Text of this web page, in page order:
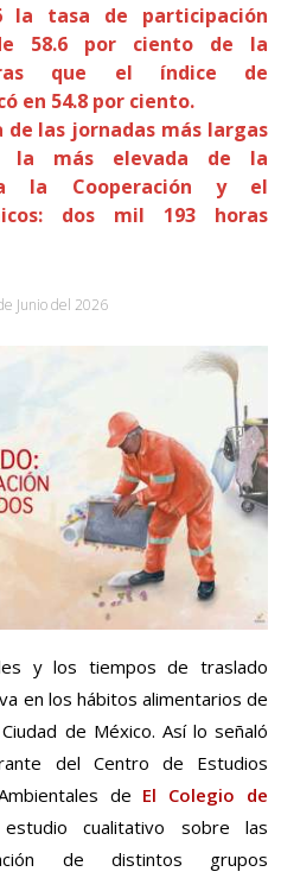
la tasa de participación
58.6 por ciento de la
que el índice de
en 54.8 por ciento.
las jornadas más largas
más elevada de la
la Cooperación y el
dos mil 193 horas
Junio del 2026
y los tiempos de traslado
en los hábitos alimentarios de
de México. Así lo señaló
del Centro de Estudios
de El Colegio de
cualitativo sobre las
de distintos grupos